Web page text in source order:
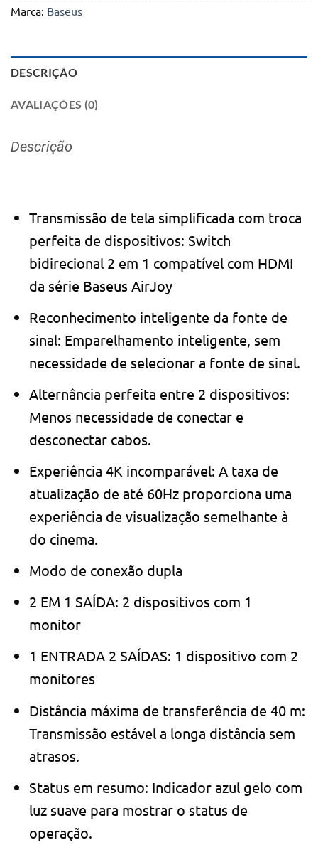
Marca: Baseus
DESCRIÇÃO
AVALIAÇÕES (0)
Descrição
Transmissão de tela simplificada com troca
perfeita de dispositivos: Switch
bidirecional 2 em 1 compatível com HDMI
da série Baseus AirJoy
Reconhecimento inteligente da fonte de
sinal: Emparelhamento inteligente, sem
necessidade de selecionar a fonte de sinal.
Alternância perfeita entre 2 dispositivos:
Menos necessidade de conectar e
desconectar cabos.
Experiência 4K incomparável: A taxa de
atualização de até 60Hz proporciona uma
experiência de visualização semelhante à
do cinema.
Modo de conexão dupla
2 EM 1 SAÍDA: 2 dispositivos com 1
monitor
1 ENTRADA 2 SAÍDAS: 1 dispositivo com 2
monitores
Distância máxima de transferência de 40 m:
Transmissão estável a longa distância sem
atrasos.
Status em resumo: Indicador azul gelo com
luz suave para mostrar o status de
operação.